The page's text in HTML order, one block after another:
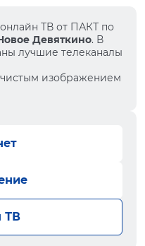
ТВ от ПАКТ по
Девяткино. В
лучшие телеканалы
изображением
ТВ